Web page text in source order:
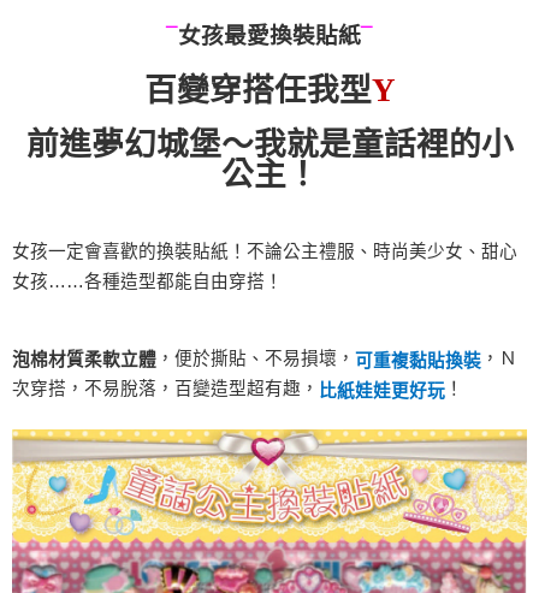
台灣樂天信用卡公司
台灣樂天信用卡公司
ATM付款
每筆NT$60，滿NT$490(含以上)免運費
宅配
郵局
每筆NT$85，滿NT$490(含以上)免運費
¯女孩最愛換裝貼紙¯
百變穿搭任我型Y
前進夢幻城堡～我就是童話裡的小
公主！
女孩一定會喜歡的換裝貼紙！不論公主禮服、時尚美少女、甜心
女孩……各種造型都能自由穿搭！
泡棉材質柔軟立體 ，便於撕貼、不易損壞， 可重複黏貼換裝 ，Ｎ
次穿搭，不易脫落，百變造型超有趣， 比紙娃娃更好玩 ！